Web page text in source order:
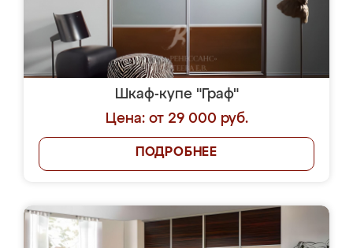
Шкаф-купе "Граф"
Цена: от 29 000 руб.
ПОДРОБНЕЕ